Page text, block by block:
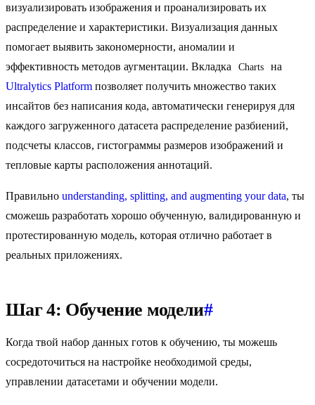
визуализировать изображения и проанализировать их
распределение и характеристики. Визуализация данных
помогает выявить закономерности, аномалии и
эффективность методов аугментации. Вкладка
Charts
на
Ultralytics Platform позволяет получить множество таких
инсайтов без написания кода, автоматически генерируя для
каждого загруженного датасета распределение разбиений,
подсчеты классов, гистограммы размеров изображений и
тепловые карты расположения аннотаций.
Правильно understanding, splitting, and augmenting your data, ты
сможешь разработать хорошо обученную, валидированную и
протестированную модель, которая отлично работает в
реальных приложениях.
Шаг 4: Обучение модели#
Когда твой набор данных готов к обучению, ты можешь
сосредоточиться на настройке необходимой среды,
управлении датасетами и обучении модели.